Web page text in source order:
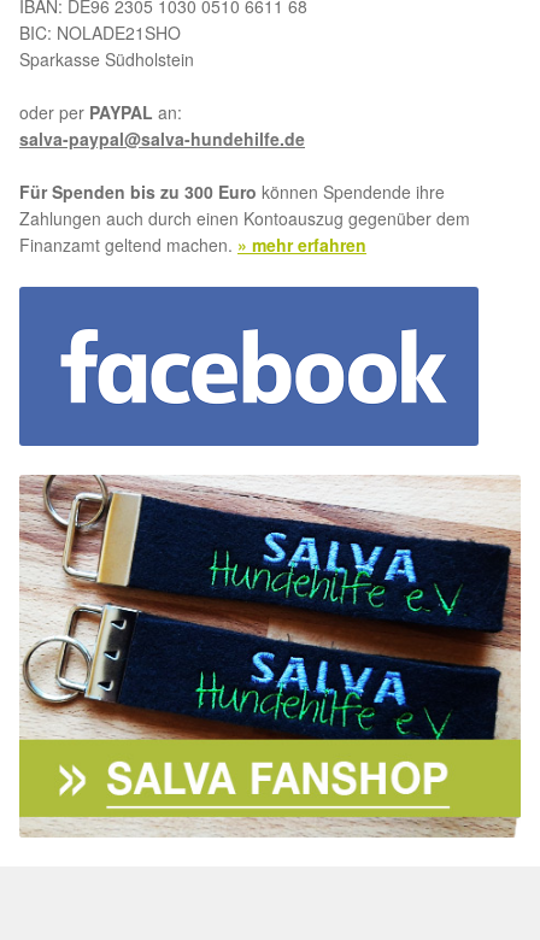
IBAN: DE96 2305 1030 0510 6611 68
BIC: NOLADE21SHO
Sparkasse Südholstein
oder per PAYPAL an:
salva-paypal@salva-hundehilfe.de
Für Spenden bis zu 300 Euro können Spendende ihre
Zahlungen auch durch einen Kontoauszug gegenüber dem
Finanzamt geltend machen. » mehr erfahren